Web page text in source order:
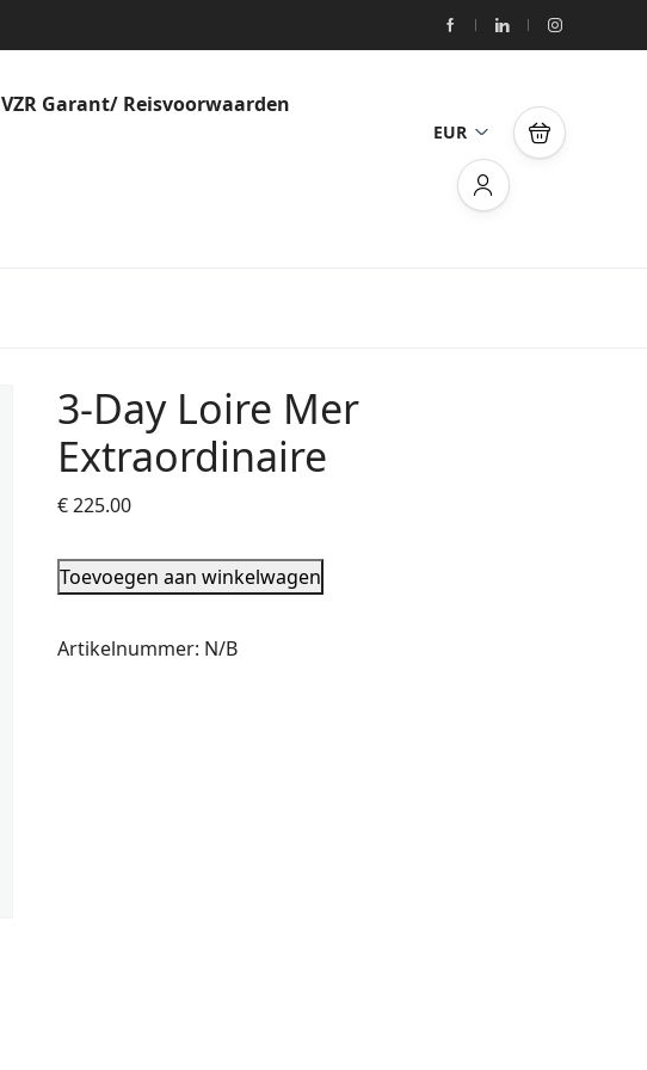
VZR Garant/ Reisvoorwaarden
EUR
3-Day Loire Mer
Extraordinaire
€225.00
Toevoegen aan winkelwagen
Artikelnummer: N/B